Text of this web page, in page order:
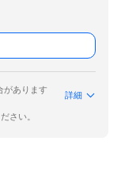
があります
詳細
さい。